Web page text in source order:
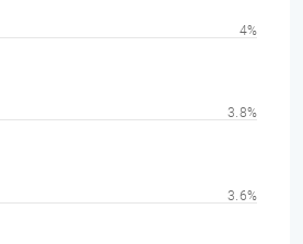
3.6%
3.8%
4%